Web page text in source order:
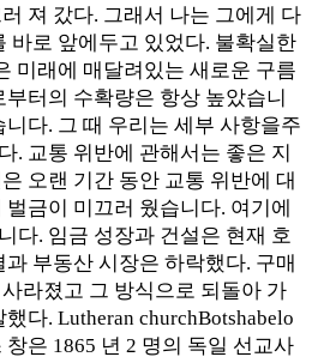
져 갔다. 그래서 나는 그에게 다
바로 앞에두고 있었다. 불확실한
미래에 매달려있는 새로운 구름
터의 수확량은 항상 높았습니
다. 그 때 우리는 세부 사항을주
. 교통 위반에 관해서는 좋은 지
오랜 기간 동안 교통 위반에 대
금이 미끄러 웠습니다. 여기에
다. 임금 성장과 건설은 현재 호
부동산 시장은 하락했다. 구매
라졌고 그 방식으로 되돌아 가
다. Lutheran churchBotshabelo
은 1865 년 2 명의 독일 선교사